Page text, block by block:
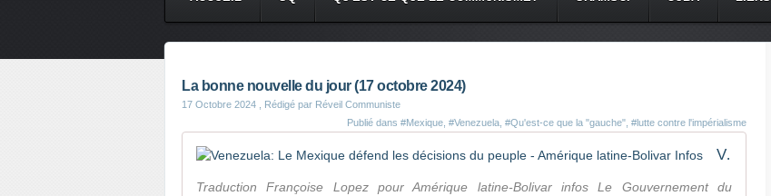
La bonne nouvelle du jour (17 octobre 2024)
17 Octobre 2024 , Rédigé par Réveil Communiste
Publié dans #Mexique #Venezuela #Qu'est-ce que la "gauche" #lutte contre l'impérialisme
Venezuela: Le Mexique défend les décisions du peuple - Amérique latine-Bolivar Infos
Traduction Françoise Lopez pour Amérique latine-Bolivar infos Le Gouvernement du